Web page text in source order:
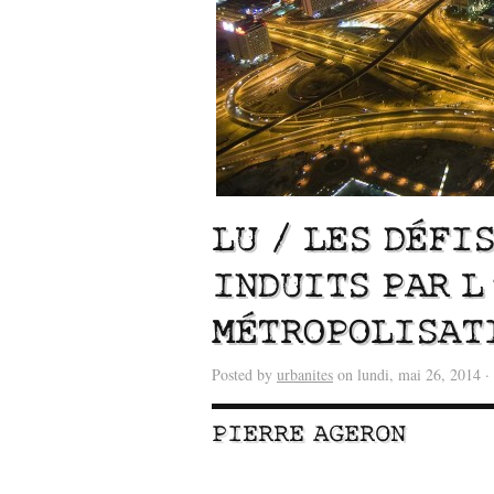
LU / LES
INDUITS PAR
Posted by urbanites on lundi, mai 26, 2014 ·
PIERRE AGERON
Lu / Sous le feu du
énergie des data